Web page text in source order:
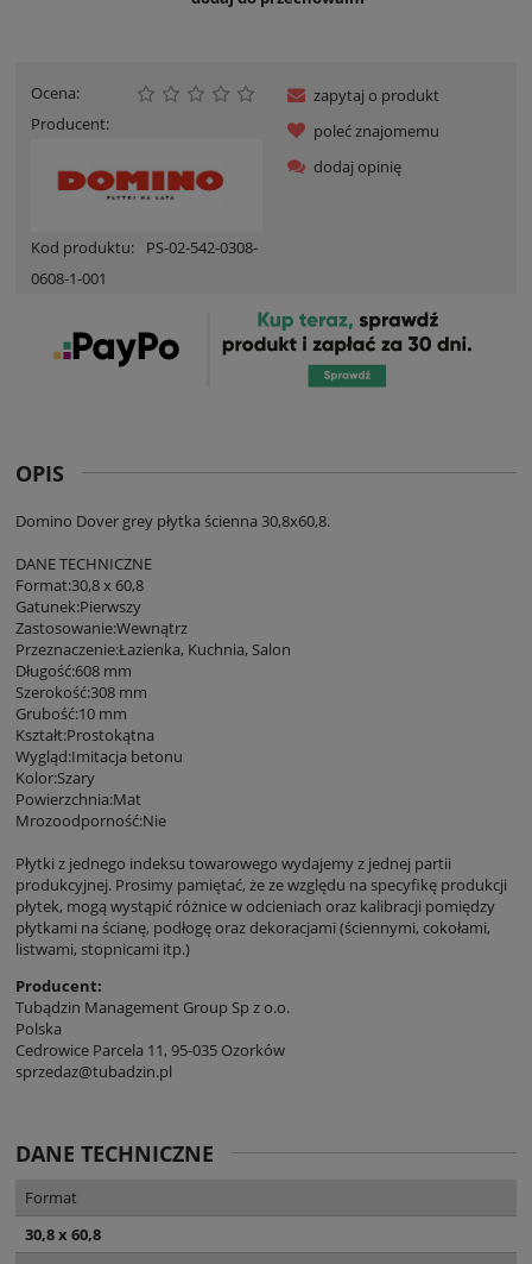
Ocena:
Producent:
Kod produktu:
PS-02-542-0308-
0608-1-001
zapytaj o produkt
poleć znajomemu
dodaj opinię
OPIS
Domino Dover grey płytka ścienna 30,8x60,8.
DANE TECHNICZNE
Format:30,8 x 60,8
Gatunek:Pierwszy
Zastosowanie:Wewnątrz
Przeznaczenie:Łazienka, Kuchnia, Salon
Długość:608 mm
Szerokość:308 mm
Grubość:10 mm
Kształt:Prostokątna
Wygląd:Imitacja betonu
Kolor:Szary
Powierzchnia:Mat
Mrozoodporność:Nie
Płytki z jednego indeksu towarowego wydajemy z jednej partii
produkcyjnej. Prosimy pamiętać, że ze względu na specyfikę produkcji
płytek, mogą wystąpić różnice w odcieniach oraz kalibracji pomiędzy
płytkami na ścianę, podłogę oraz dekoracjami (ściennymi, cokołami,
listwami, stopnicami itp.)
Producent:
Tubądzin Management Group Sp z o.o.
Polska
Cedrowice Parcela 11, 95-035 Ozorków
sprzedaz@tubadzin.pl
DANE TECHNICZNE
Format
30,8 x 60,8